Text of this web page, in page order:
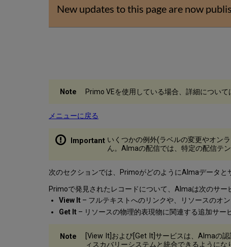
New updates to this page are now
Primo VEを使用している場合、詳細について
メニューに戻る
いくつかの例外(ラベルの変更やオン
ん。Almaの配信では、特定の配信テ
次のセクションでは、PrimoがどのようにAlmaデータ
Primoで発見されたレコードについて、Almaは次のサー
View It– フルテキストへのリンクや、リソースのオン
Get It– リソースの物理的表現物に関連する追加サー
[View It]および[Get It]サービスは、Almaの
ィスカバリーシステムと統合できるようにな